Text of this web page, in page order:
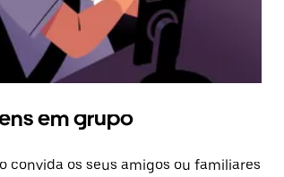
em grupo
convida os seus amigos ou familiares